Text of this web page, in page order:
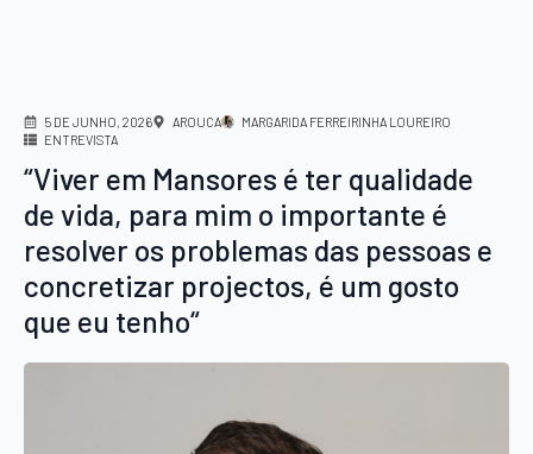
5 DE JUNHO, 2026 AROUCA
MARGARIDA FERREIRINHA LOUREIRO
ENTREVISTA
“Viver em Mansores é ter qualidade
de vida, para mim o importante é
resolver os problemas das pessoas e
concretizar projectos, é um gosto
que eu tenho“